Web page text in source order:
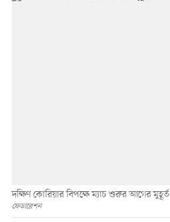
দক্ষিণ কোরিয়ার বিপক্ষে ম্যাচ শুরুর আগের মুহূর্ত
ফেডারেশন